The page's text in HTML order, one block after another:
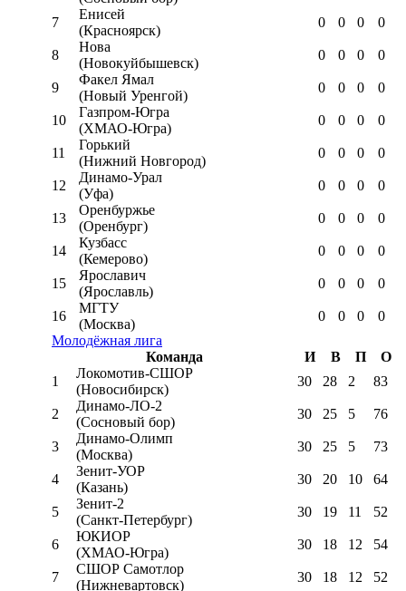
7
Енисей
(Красноярск)
0 0 0 0
8
Нова
(Новокуйбышевск)
0 0 0 0
9
Факел Ямал
(Новый Уренгой)
0 0 0 0
10
Газпром-Югра
(ХМАО-Югра)
0 0 0 0
11
Горький
(Нижний Новгород)
0 0 0 0
12
Динамо-Урал
(Уфа)
0 0 0 0
13
Оренбуржье
(Оренбург)
0 0 0 0
14
Кузбасс
(Кемерово)
0 0 0 0
15
Ярославич
(Ярославль)
0 0 0 0
16
МГТУ
(Москва)
0 0 0
0
Молодёжная лига
Команда
И В П
О
1
Локомотив-CШОР
(Новосибирск)
30 28 2 83
2
Динамо-ЛО-2
(Сосновый бор)
30 25 5 76
3
Динамо-Олимп
(Москва)
30 25 5 73
4
Зенит-УОР
(Казань)
30 20 10 64
5
Зенит-2
(Санкт-Петербург)
30 19 11 52
6
ЮКИОР
(ХМАО-Югра)
30 18 12 54
7
СШОР Самотлор
(Нижневартовск)
30 18 12 52